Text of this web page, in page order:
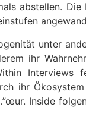
abstellen.
unter
ihr
ihr
Inside